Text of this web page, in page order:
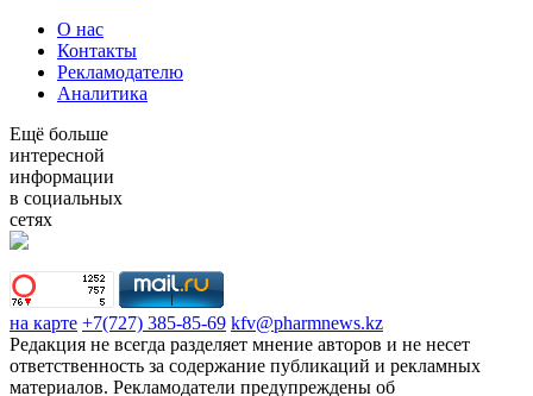
О нас
Контакты
Рекламодателю
Аналитика
Ещё больше
интересной
информации
в социальных
сетях
на карте +7(727) 385-85-69 kfv@pharmnews.kz
Редакция не всегда разделяет мнение авторов и не несет
ответственность за содержание публикаций и рекламных
материалов. Рекламодатели предупреждены об